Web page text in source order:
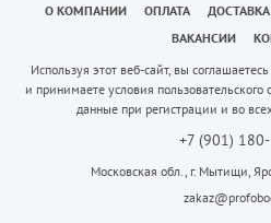
О КОМПАНИИ ОПЛАТА ДОСТАВКА
ВАКАНСИИ
Используя этот веб-сайт, вы
и принимаете условия пользовательского
данные при регистрации и во
+7 (901)
Московская обл., г. Мытищи,